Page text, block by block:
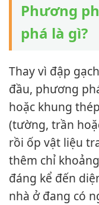
Phương
phá là gì?
Thay vì đập
đầu, phương
hoặc khung
(tường, trần
rồi ốp vật liệu
thêm chỉ
đáng kể đến
nhà ở đang có